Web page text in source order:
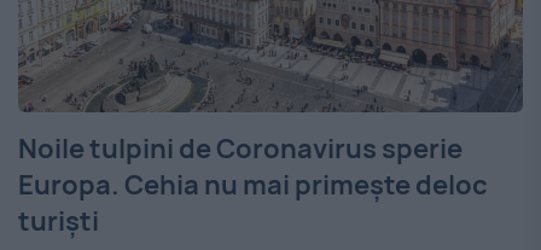
Noile tulpini de Coronavirus sperie
Europa. Cehia nu mai primește deloc
turiști